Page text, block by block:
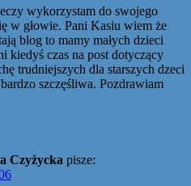
wykorzystam do swojego
w głowie. Pani Kasiu wiem że
blog to mamy małych dzieci
kiedyś czas na post dotyczący
trudniejszych dla starszych dzeci
szczęśliwa. Pozdrawiam
Czyżycka pisze: